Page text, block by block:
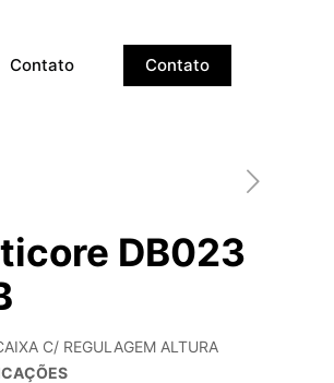
Contato Contato
DB023
C/ REGULAGEM ALTURA